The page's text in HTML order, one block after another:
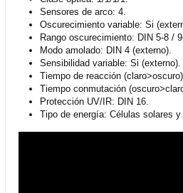
Sensores de arco: 4.
Oscurecimiento variable: Si
Rango oscurecimiento: DIN 5-8 /
Modo amolado: DIN 4 (externo).
Sensibilidad variable: Si (externo).
Tiempo de reacción
Tiempo conmutación
Protección UV/IR: DIN 16.
Tipo de energía: Células solares